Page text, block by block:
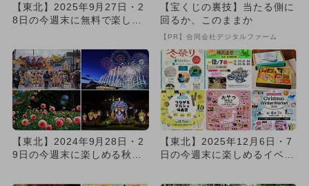
【東北】2025年9月27日・2
8日の今週末に無料で楽しめ
【宝くじの裏技】当たる側に
回るか、このままか
【PR】合同会社デジタルファーム
【東北】2024年9月28日・2
9日の今週末に楽しめる秋祭
【東北】2025年12月6日・7
日の今週末に楽しめるイベン